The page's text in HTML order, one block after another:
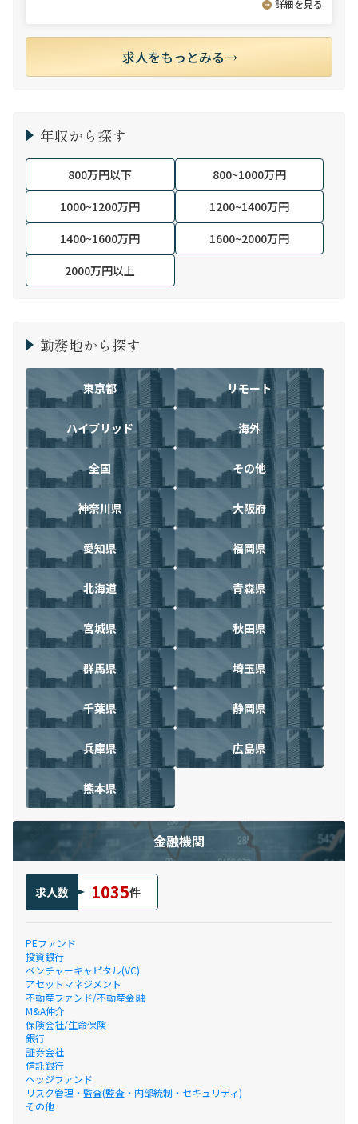
詳細を見る
求人をもっとみる
年収から探す
800万円以下
800~1000万円
1000~1200万円
1200~1400万円
1400~1600万円
1600~2000万円
2000万円以上
勤務地から探す
東京都 リモート
ハイブリッド 海外
全国 その他
神奈川県 大阪府
愛知県 福岡県
北海道 青森県
宮城県 秋田県
群馬県 埼玉県
千葉県 静岡県
兵庫県 広島県
熊本県
金融機関
求人数 1035件
PEファンド
投資銀行
ベンチャーキャピタル(VC)
アセットマネジメント
不動産ファンド/不動産金融
M&A仲介
保険会社/生命保険
銀行
証券会社
信託銀行
ヘッジファンド
リスク管理・監査(監査・内部統制・セキュリティ)
その他